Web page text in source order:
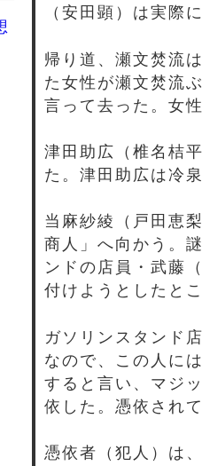
（安田顕）は実際
帰り道、瀬文焚流
た女性が瀬文焚流
言って去った。女
津田助広（椎名桔
た。津田助広は冷
当麻紗綾（戸田恵
商人」へ向かう。
ンドの店員・武藤
付けようとしたと
ガソリンスタンド
なので、この人に
すると言い、マジ
依した。憑依され
憑依者（犯人）は